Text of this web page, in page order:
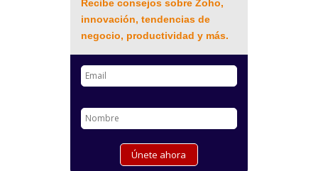
Recibe consejos sobre Zoho,
innovación, tendencias de
negocio, productividad y más.